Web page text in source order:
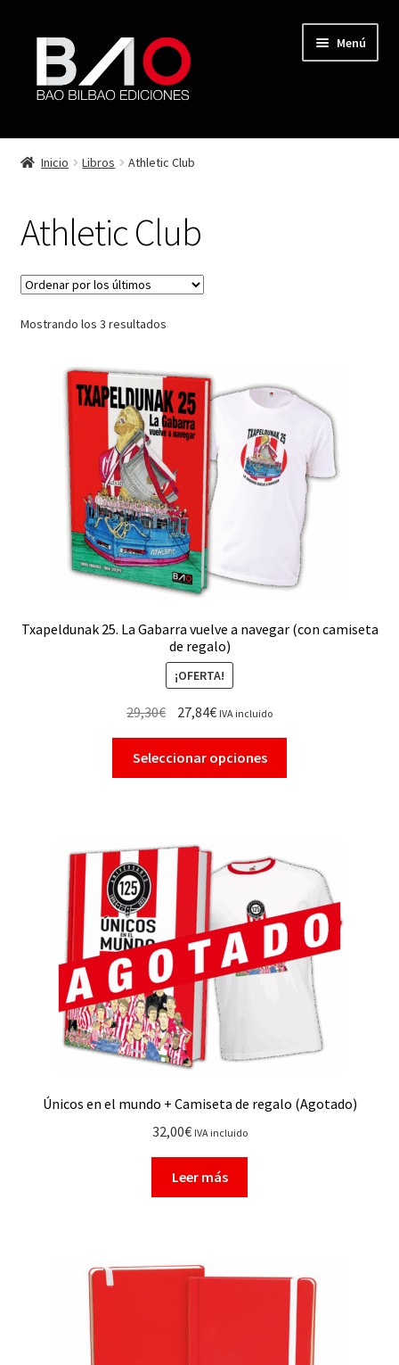
Menú
TIENDA
MÚSICA
ATHLETIC CLUB
BILBAO / BIZKAIA
NOVELAS
FAMILIARES
HISTORIA
MI CUENTA
AUTORES
FINALIZAR COMPRA
Inicio Libros Athletic Club
Athletic Club
Mostrando los 3 resultados
Txapeldunak 25. La Gabarra vuelve a navegar (con camiseta
de regalo)
¡OFERTA!
29,30€ 27,84€ IVA incluido
Seleccionar opciones
Únicos en el mundo + Camiseta de regalo (Agotado)
32,00€ IVA incluido
Leer más